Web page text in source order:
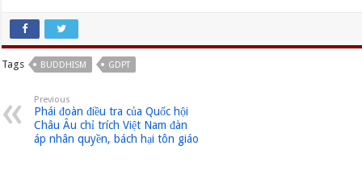
Tags BUDDHISM GDPT
Previous
Phái đoàn điều tra của Quốc hội
Châu Âu chỉ trích Việt Nam đàn
áp nhân quyền, bách hại tôn giáo